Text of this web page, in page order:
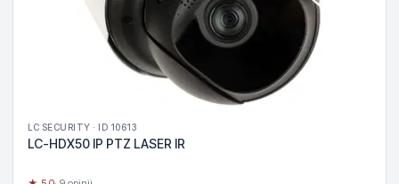
LC SECURITY · ID 10613
LC-HDX50 IP PTZ LASER IR